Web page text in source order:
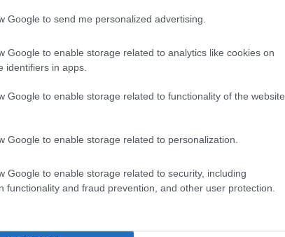
Google to send me personalized advertising.
Google to enable storage related to analytics like cookies on
identifiers in apps.
Google to enable storage related to functionality of the website
Google to enable storage related to personalization.
Google to enable storage related to security, including
functionality and fraud prevention, and other user protection.